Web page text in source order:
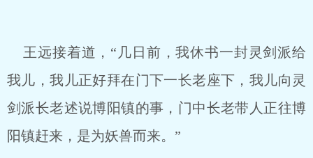
王远接着道，“几日前，我休书一封灵剑派给
我儿，我儿正好拜在门下一长老座下，我儿向灵
剑派长老述说博阳镇的事，门中长老带人正往博
阳镇赶来，是为妖兽而来。”